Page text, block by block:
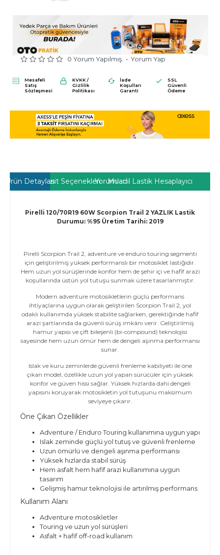
0 Yorum Yapılmış. - Yorum Yap
Mesafeli
Satış
Sözleşmesi
KVKK /
Gizlilik
Politikası
İade
Koşulları
Garanti
SSL
Güvenli
Ödeme
Ürün DetaylarıTaksit SeçenekleriYorumlar
Muadil Lastik Hesaplayıcı
Pirelli 120/70R19 60W Scorpion Trail 2 YAZLIK Lastik
Durumu: %95 Üretim Tarihi: 2019
Pirelli Scorpion Trail 2, adventure ve enduro touring segmenti
için geliştirilmiş yüksek performanslı bir motosiklet lastiğidir.
Hem uzun yol sürüşlerinde konfor hem de şehir içi ve hafif arazi
koşullarında üstün yol tutuşu sunmak üzere tasarlanmıştır.
Modern adventure motosikletlerin güçlü performans
ihtiyaçlarına uygun olarak geliştirilen Scorpion Trail 2, yol
odaklı kullanımda yüksek stabilite sağlarken, gerektiğinde hafif
arazi şartlarında da güvenli sürüş imkânı verir. Geliştirilmiş
hamur yapısı ve çift bileşenli (bi-compound) teknolojisi
sayesinde hem uzun ömür hem de dengeli aşınma performansı
sunar.
Islak ve kuru zeminlerde güvenli frenleme kabiliyeti ile öne
çıkan model, özellikle uzun yol yapan sürücüler için yüksek
konfor ve güven hissi sağlar. Yüksek hızlarda dahi dengeli
yapısını koruyarak motosikletin yol tutuşunu maksimum
seviyeye çıkarır.
Öne Çıkan Özellikler
Adventure / Enduro Touring kullanımına uygun yapı
Islak zeminde güçlü yol tutuş ve güvenli frenleme
Uzun ömürlü ve dengeli aşınma performansı
Yüksek hızlarda stabil sürüş
Hem asfalt hem hafif arazi kullanımına uygun
tasarım
Gelişmiş hamur teknolojisi ile artırılmış performans
Kullanım Alanı
Adventure motosikletler
Touring ve uzun yol sürüşleri
Asfalt + hafif off-road kullanım